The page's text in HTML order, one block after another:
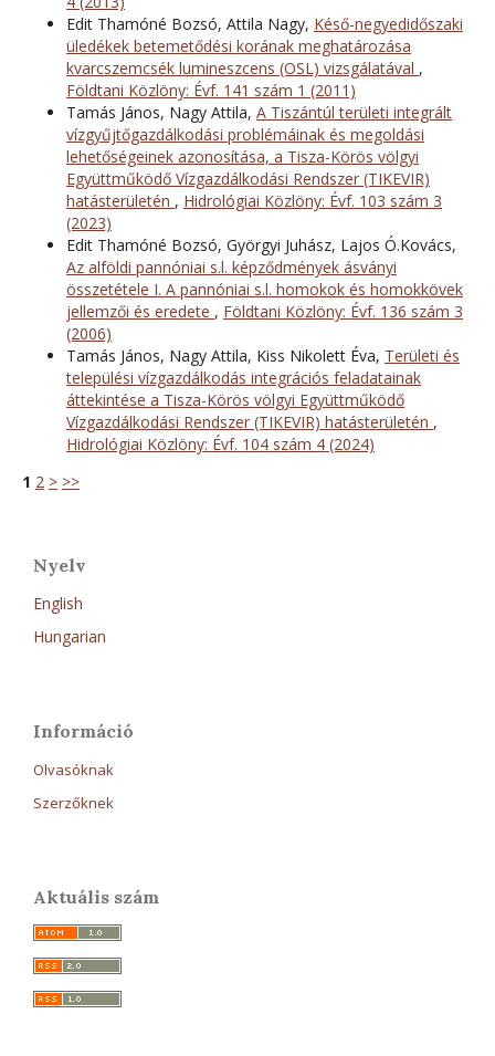
Edit Thamóné Bozsó, Attila Nagy, Késő-negyedidőszaki
üledékek betemetődési korának meghatározása
kvarcszemcsék lumineszcens (OSL) vizsgálatával ,
Földtani Közlöny: Évf. 141 szám 1 (2011)
Tamás János, Nagy Attila, A Tiszántúl területi integrált
vízgyűjtőgazdálkodási problémáinak és megoldási
lehetőségeinek azonosítása, a Tisza-Körös völgyi
Együttműködő Vízgazdálkodási Rendszer (TIKEVIR)
hatásterületén , Hidrológiai Közlöny: Évf. 103 szám 3
(2023)
Edit Thamóné Bozsó, Györgyi Juhász, Lajos Ó.Kovács,
Az alföldi pannóniai s.l. képződmények ásványi
összetétele I. A pannóniai s.l. homokok és homokkövek
jellemzői és eredete , Földtani Közlöny: Évf. 136 szám 3
(2006)
Tamás János, Nagy Attila, Kiss Nikolett Éva, Területi és
települési vízgazdálkodás integrációs feladatainak
áttekintése a Tisza-Körös völgyi Együttműködő
Vízgazdálkodási Rendszer (TIKEVIR) hatásterületén ,
Hidrológiai Közlöny: Évf. 104 szám 4 (2024)
1 2 > >>
Nyelv
English
Hungarian
Információ
Olvasóknak
Szerzőknek
Aktuális szám